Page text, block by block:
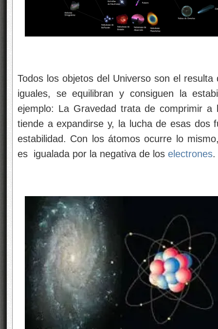
Todos los objetos del Universo son el
iguales, se equilibran y consiguen la
ejemplo: La Gravedad trata de comprimir
tiende a expandirse y, la lucha de esas dos
estabilidad. Con los átomos ocurre lo
es igualada por la negativa de los electrones.